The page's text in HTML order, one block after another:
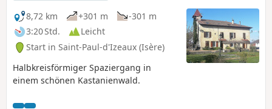
8,72 km
+301 m
-301 m
3:20 Std.
Leicht
Start in Saint-Paul-d'Izeaux (Isère)
Halbkreisförmiger Spaziergang in
einem schönen Kastanienwald.